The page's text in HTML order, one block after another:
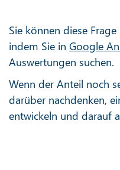
Sie können diese
indem Sie in Google
Auswertungen suchen.
Wenn der Anteil noch
darüber nachdenken,
entwickeln und darauf